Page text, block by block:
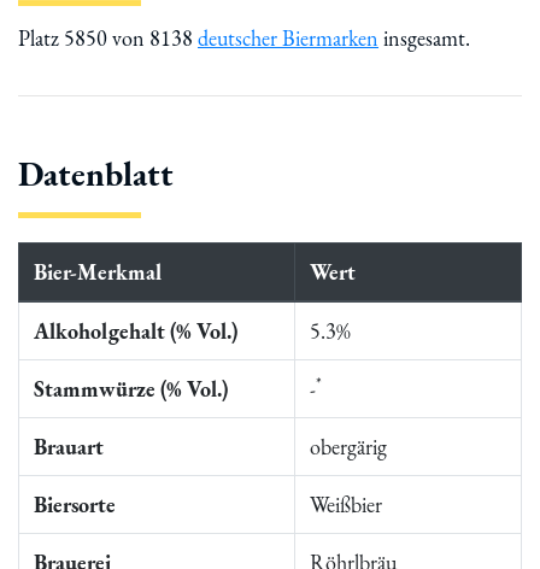
Platz 5850 von 8138 deutscher Biermarken insgesamt.
Datenblatt
Bier-Merkmal Wert
Alkoholgehalt (% Vol.) 5.3%
Stammwürze (% Vol.) -*
Brauart obergärig
Biersorte Weißbier
Brauerei Röhrlbräu